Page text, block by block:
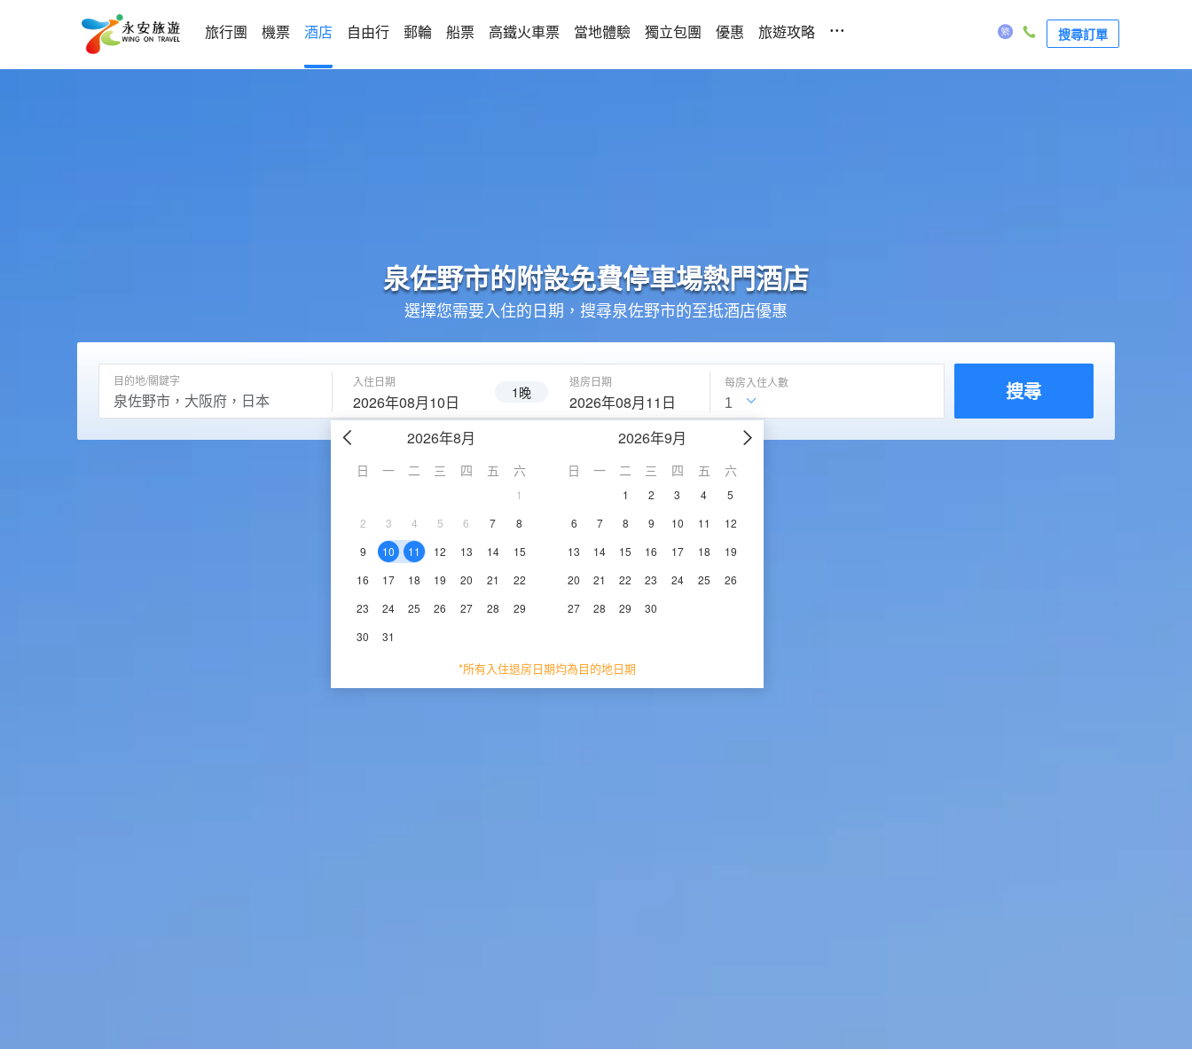
旅行團 機票 酒店 自由行 郵輪 船票 高鐵火車票 當地體驗 獨立包團 優惠 旅遊攻略 ... 搜尋訂單
泉佐野市的附設免費停車場熱門酒店
選擇您需要入住的日期，搜尋泉佐野市的至抵酒店優惠
目的地/關鍵字 入住日期
2026年08月10日 1晚
退房日期
2026年08月11日
2026年8月
日 一 二 三 四 五 六
1
2
3 4 5 6 7
8
9
10 11 12 13 14
15
16
17 18 19 20 21
22
23
24 25 26 27 28
29
30
31
2026年9月
日 一 二 三 四 五 六
1 2 3 4
5
6
7 8 9 10 11
12
13
14 15 16 17 18
19
20
21 22 23 24 25
26
27
28 29 30
*所有入住退房日期均為目的地日期
每房入住人數 搜尋